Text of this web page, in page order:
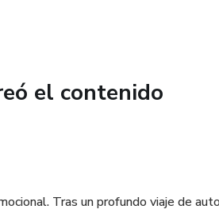
el contenido
Tras un profundo viaje de